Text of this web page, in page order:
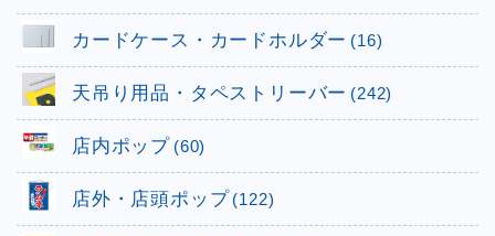
カードケース・カードホルダー (16)
天吊り用品・タペストリーバー (242)
店内ポップ (60)
店外・店頭ポップ (122)